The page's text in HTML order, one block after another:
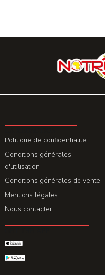
Politique de confidentialité
Conditions générales
d'utilisation
Conditions générales de vente
Mentions légales
Nous contacter